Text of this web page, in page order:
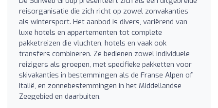
reisorganisatie die zich richt op zowel zonvakanties
als wintersport. Het aanbod is divers, variërend van
luxe hotels en appartementen tot complete
pakketreizen die vluchten, hotels en vaak ook
transfers combineren. Ze bedienen zowel individuele
reizigers als groepen, met specifieke pakketten voor
skivakanties in bestemmingen als de Franse Alpen of
Italië, en zonnebestemmingen in het Middellandse
Zeegebied en daarbuiten.